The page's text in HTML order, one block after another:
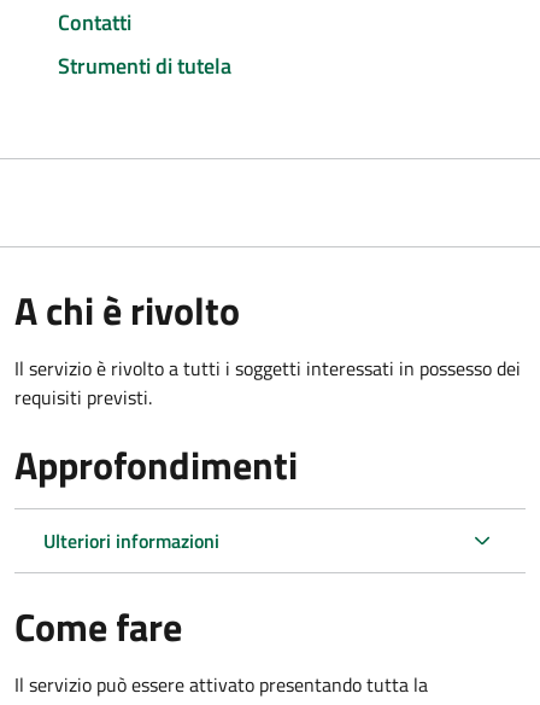
Contatti
Strumenti di tutela
A chi è rivolto
Il servizio è rivolto a tutti i soggetti interessati in possesso dei
requisiti previsti.
Approfondimenti
Ulteriori informazioni
Come fare
Il servizio può essere attivato presentando tutta la